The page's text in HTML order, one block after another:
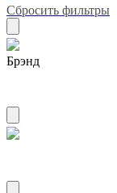
Сбросить фильтры
Брэнд